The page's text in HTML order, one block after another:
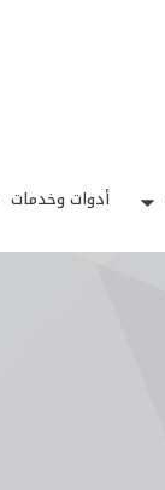
أدوات وخدمات